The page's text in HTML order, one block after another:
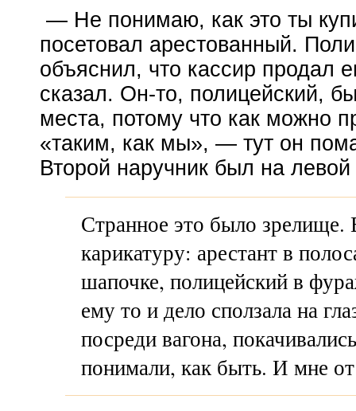
— Не понимаю, как это ты
посетовал арестованный.
объяснил, что кассир продал
сказал. Он-то, полицейский,
места, потому что как можно
«таким, как мы», — тут он
Второй наручник был на левой
Странное это было
карикатуру: арестант в
шапочке, полицейский в
ему то и дело сползала на
посреди вагона,
понимали, как быть. И мне от